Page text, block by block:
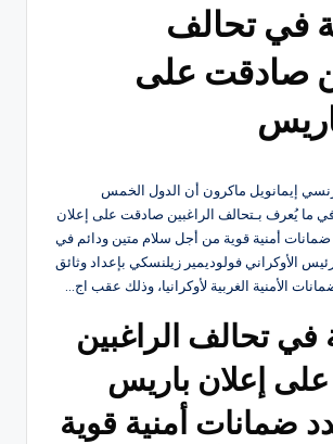
يو
ى
الرياضية
والسياسية
والاقتصادية.
في تحالف
صادقت على
إيمانويل ماكرون أن الدول الخمس
في ما يُعرف بـتحالف الراغبين صادقت على إعلان
أمنية قوية من أجل سلام متين ودائم في
الأوكراني فولوديمير زيلنسكي بإعداد وثائق
الأمنية الغربية لأوكرانيا، وذلك عقب اج…
في تحالف الراغبين
إعلان باريس
ضمانات أمنية قوية